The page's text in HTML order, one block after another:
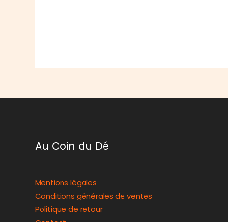
Au Coin du Dé
Mentions légales
Conditions générales de ventes
Politique de retour